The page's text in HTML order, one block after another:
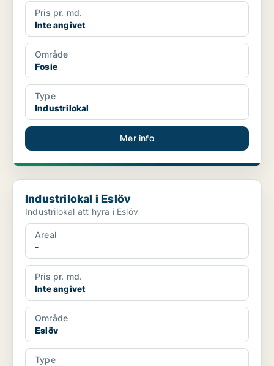
Pris pr. md.
Inte angivet
Område
Fosie
Type
Industrilokal
Mer info
Industrilokal i Eslöv
Industrilokal i Eslöv
Industrilokal att hyra i Eslöv
Areal
-
Pris pr. md.
Inte angivet
Område
Eslöv
Type